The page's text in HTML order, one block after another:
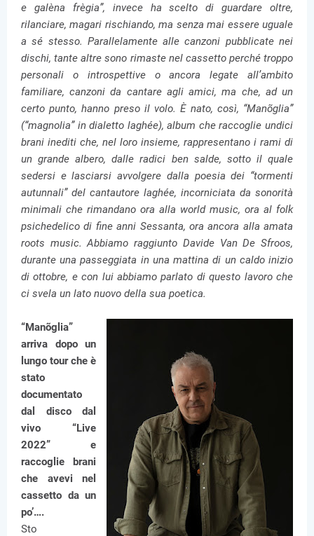
e galèna frègia”, invece ha scelto di guardare oltre,
rilanciare, magari rischiando, ma senza mai essere uguale
a sé stesso. Parallelamente alle canzoni pubblicate nei
dischi, tante altre sono rimaste nel cassetto perché troppo
personali o introspettive o ancora legate all’ambito
familiare, canzoni da cantare agli amici, ma che, ad un
certo punto, hanno preso il volo. È nato, così, “Manõglia”
(“magnolia” in dialetto laghée), album che raccoglie undici
brani inediti che, nel loro insieme, rappresentano i rami di
un grande albero, dalle radici ben salde, sotto il quale
sedersi e lasciarsi avvolgere dalla poesia dei “tormenti
autunnali” del cantautore laghée, incorniciata da sonorità
minimali che rimandano ora alla world music, ora al folk
psichedelico di fine anni Sessanta, ora ancora alla amata
roots music. Abbiamo raggiunto Davide Van De Sfroos,
durante una passeggiata in una mattina di un caldo inizio
di ottobre, e con lui abbiamo parlato di questo lavoro che
ci svela un lato nuovo della sua poetica.
“Manõglia”
arriva dopo un
lungo tour che è
stato
documentato
dal disco dal
vivo “Live
2022” e
raccoglie brani
che avevi nel
cassetto da un
po’….
Sto